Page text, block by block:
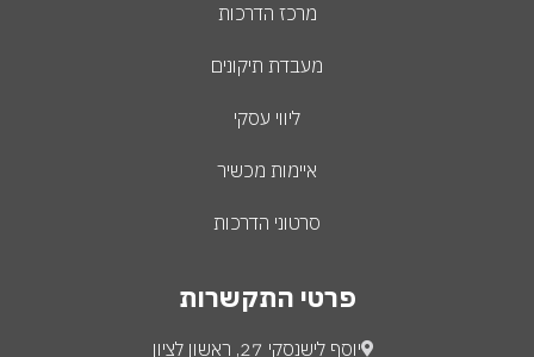
מרכז הדרכות
מעבדת תיקונים
ליווי עסקי
איימות מכשיר
סרטוני הדרכות
פרטי התקשרות
יוסף לישנסקי 27, ראשון לציון